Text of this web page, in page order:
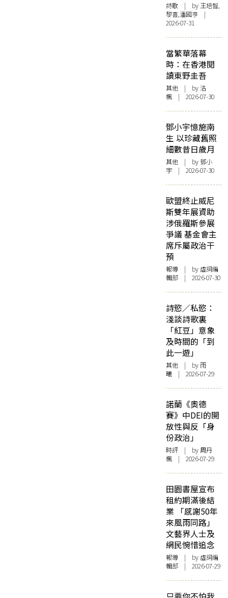
詩歌 | by 王培智,
黎喜,潘國亨 |
2026-07-31
當繁華落幕
時：在香港閱
讀東野圭吾
其他 | by洛
楓 | 2026-07-30
鄧小宇憶施南
生 以珍藏舊照
細數昔日歲月
其他 | by 鄧小
宇 | 2026-07-30
歐盟終止威尼
斯雙年展資助
涉俄羅斯參展
爭議 基金會主
席斥屬政治干
預
報導 | by 虛詞編
輯部 | 2026-07-30
詩慾／私慾：
淺談詩歌裏
「紅豆」意象
及時間的「到
此一遊」
其他 | by 雨
曦 | 2026-07-29
諾蘭《奧德
賽》中DEI的開
放性與反「身
份政治」
時評 | by周丹
楓 | 2026-07-29
田園書屋宣布
租約期滿後結
業 「感謝50年
來風雨同路」
文藝界人士及
網民惋惜追念
報導 | by 虛詞編
輯部 | 2026-07-29